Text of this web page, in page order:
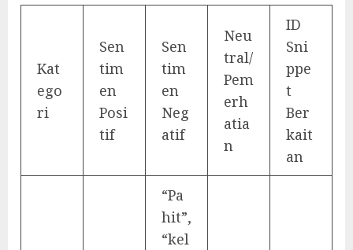
Kat
ego
ri
Sen
tim
en
Posi
tif
Sen
tim
en
Neg
atif
Neu
tral/
Pem
erh
atia
n
ID
Sni
ppe
t
Ber
kait
an
“Pa
hit”,
“kel